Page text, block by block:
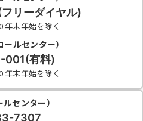
リーダイヤル)
年末年始を除く
ルセンター）
有料)
年末年始を除く
センター）
7307